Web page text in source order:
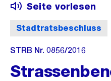
Stadtratsbeschluss
Seite vorlesen
STRB Nr. 0856/2016